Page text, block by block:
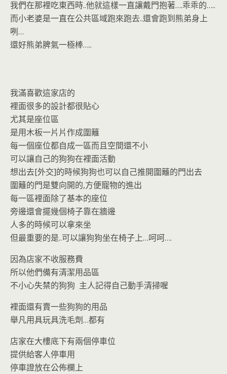
我們在那裡吃東西時..他就這樣一直讓戴門抱著….乖乖的…..
而小老婆是一直在公共區域跑來跑去..還會跑到熊弟身上
咧…
還好熊弟脾氣一極棒…..
我滿喜歡這家店的
裡面很多的設計都很貼心
尤其是座位區
是用木板一片片作成圍籬
每一個座位都自成一區而且空間還不小
可以讓自己的狗狗在裡面活動
想出去[外交]的時候狗狗也可以自己推開圍籬的門出去
圍籬的門是雙向開的,方便寵物的進出
每一區裡面除了基本的座位
旁邊還會擺幾個椅子靠在牆邊
人多的時候可以拿來坐
但最重要的是..可以讓狗狗坐在椅子上…呵呵….
因為店家不收服務費
所以他們備有清潔用品區
不小心失禁的狗狗 主人記得自己動手清掃喔
裡面還有賣一些狗狗的用品
舉凡用具玩具洗毛劑…都有
店家在大樓底下有兩個停車位
提供給客人停車用
停車證放在公佈欄上